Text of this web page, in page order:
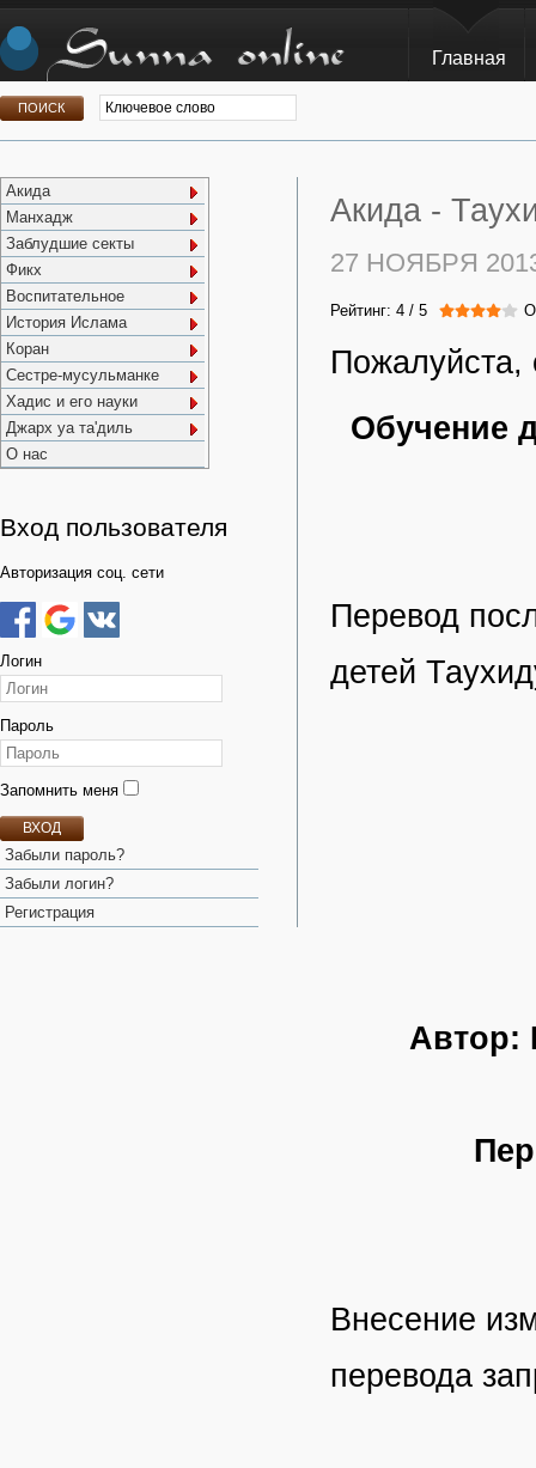
Главная
Акида
Манхадж
Заблудшие секты
Фикх
Воспитательное
История Ислама
Коран
Сестре-мусульманке
Хадис и его науки
Джарх уа та'диль
О нас
Вход пользователя
Авторизация соц. сети
Логин
Пароль
Запомнить меня
ВХОД
Забыли пароль?
Забыли логин?
Регистрация
Акида -
27 НОЯБРЯ
Рейтинг: 4 / 5
Пожалуйста,
Обучение
Перевод
детей
Автор:
Внесение
перевода